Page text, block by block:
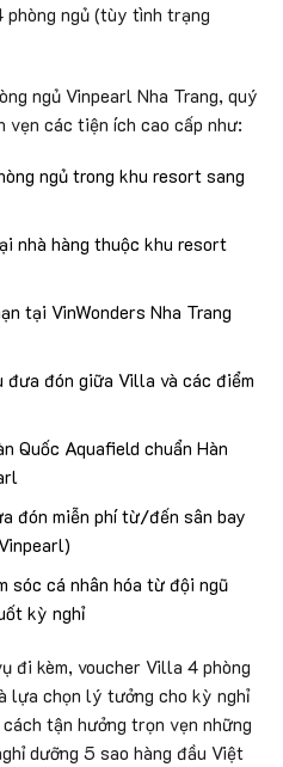
phòng ngủ (tùy tình trạng
ngủ Vinpearl Nha Trang, quý
các tiện ích cao cấp như:
ngủ trong khu resort sang
nhà hàng thuộc khu resort
tại VinWonders Nha Trang
đưa đón giữa Villa và các điểm
Quốc Aquafield chuẩn Hàn
đón miễn phí từ/đến sân bay
sóc cá nhân hóa từ đội ngũ
kỳ nghỉ
đi kèm, voucher Villa 4 phòng
lựa chọn lý tưởng cho kỳ nghỉ
tận hưởng trọn vẹn những
dưỡng 5 sao hàng đầu Việt